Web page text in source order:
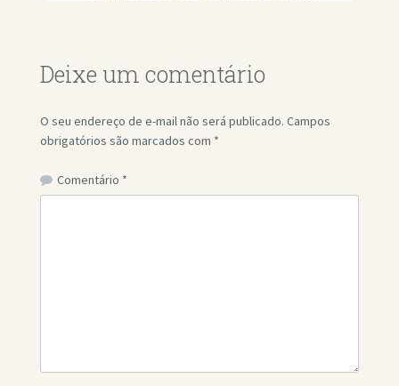
Deixe um comentário
O seu endereço de e-mail não será publicado. Campos
obrigatórios são marcados com *
Comentário *